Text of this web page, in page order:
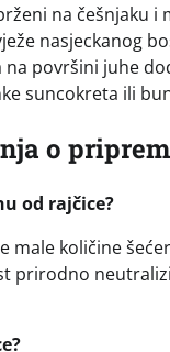
na češnjaku i
nasjeckanog
na površini juhe
suncokreta ili
o
od rajčice?
male količine
prirodno